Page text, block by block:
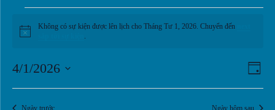
kiện
Tháng
Notice
Không có sự kiện được lên lịch cho Tháng Tư 1, 2026. Chuyển đến
.
Điều
Sự
kiện
xem
Ngày
4/1/2026
Ngày trước Ngày hôm sau